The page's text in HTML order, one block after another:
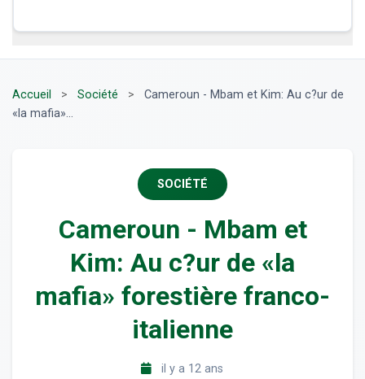
Accueil > Société >
Cameroun - Mbam et Kim: Au c?ur de
«la mafia»...
SOCIÉTÉ
Cameroun - Mbam et
Kim: Au c?ur de «la
mafia» forestière franco-
italienne
il y a 12 ans